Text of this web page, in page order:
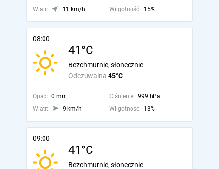
Wiatr: 11 km/h Wilgotność: 15%
08:00
41°C
Odczuwalna 45°C
Bezchmurnie, słonecznie
Opad: 0 mm Ciśnienie: 999 hPa
Wiatr:
9 km/h Wilgotność: 13%
09:00
41°C
Bezchmurnie, słonecznie